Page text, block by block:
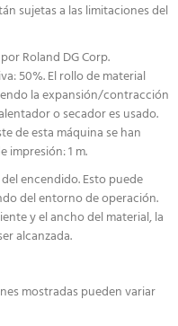
sujetas a las limitaciones del
Roland DG Corp.
50%. El rollo de material
la expansión/contracción
o secador es usado.
de esta máquina se han
impresión: 1 m.
encendido. Esto puede
del entorno de operación.
y el ancho del material, la
alcanzada.
mostradas pueden variar